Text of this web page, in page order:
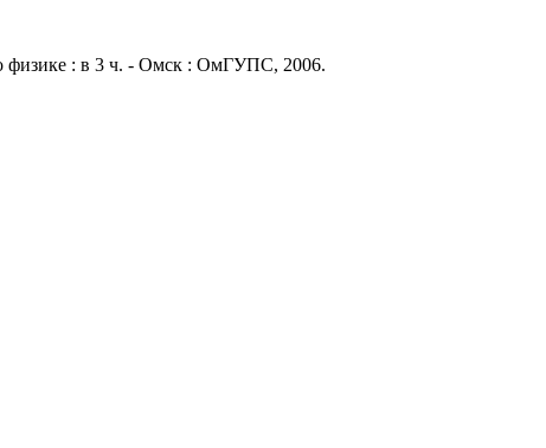
физике : в 3 ч. - Омск : ОмГУПС, 2006.